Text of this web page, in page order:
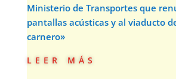
Ministerio de Transportes que
pantallas acústicas y al viaducto
carnero»
leer más